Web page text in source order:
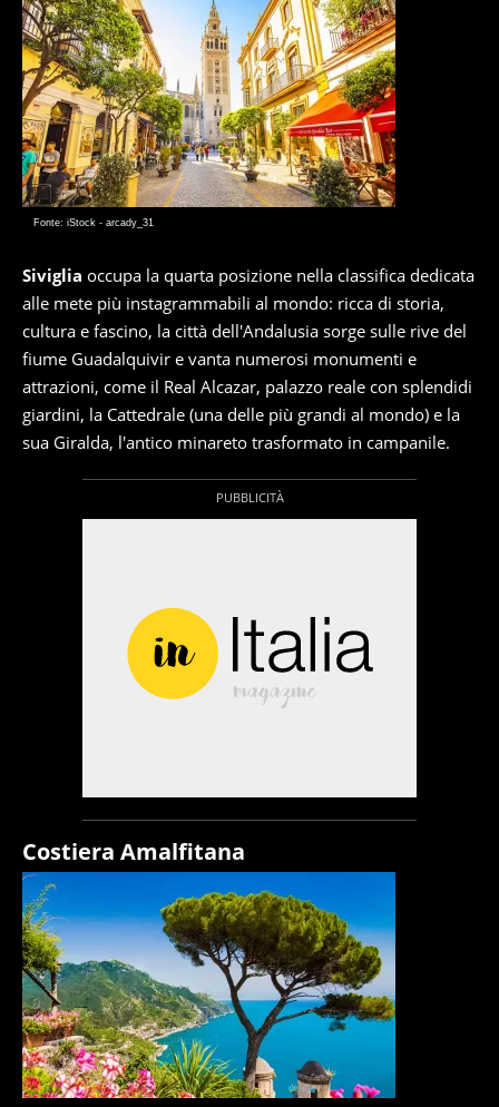
Fonte: iStock - arcady_31
Siviglia occupa la quarta posizione nella classifica dedicata
alle mete più instagrammabili al mondo: ricca di storia,
cultura e fascino, la città dell'Andalusia sorge sulle rive del
fiume Guadalquivir e vanta numerosi monumenti e
attrazioni, come il Real Alcazar, palazzo reale con splendidi
giardini, la Cattedrale (una delle più grandi al mondo) e la
sua Giralda, l'antico minareto trasformato in campanile.
Costiera Amalfitana